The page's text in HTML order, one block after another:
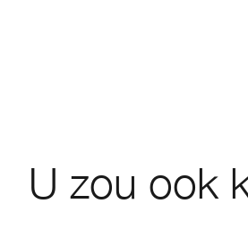
U zou ook